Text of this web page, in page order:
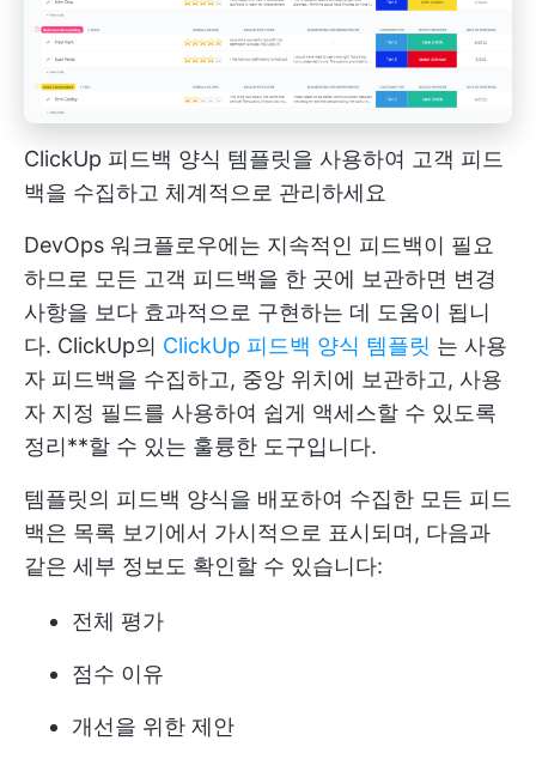
ClickUp 피드백 양식 템플릿을 사용하여 고객 피드
백을 수집하고 체계적으로 관리하세요
DevOps 워크플로우에는 지속적인 피드백이 필요
하므로 모든 고객 피드백을 한 곳에 보관하면 변경
사항을 보다 효과적으로 구현하는 데 도움이 됩니
다. ClickUp의 ClickUp 피드백 양식 템플릿 는 사용
자 피드백을 수집하고, 중앙 위치에 보관하고, 사용
자 지정 필드를 사용하여 쉽게 액세스할 수 있도록
정리**할 수 있는 훌륭한 도구입니다.
템플릿의 피드백 양식을 배포하여 수집한 모든 피드
백은 목록 보기에서 가시적으로 표시되며, 다음과
같은 세부 정보도 확인할 수 있습니다:
전체 평가
점수 이유
개선을 위한 제안